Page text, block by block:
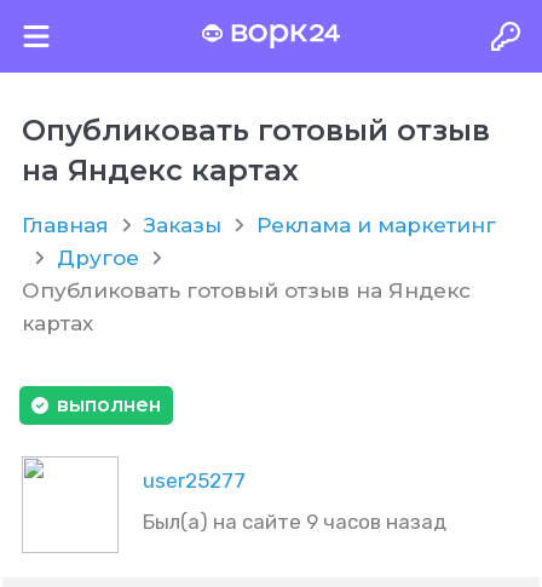
Опубликовать готовый отзыв
на Яндекс картах
Главная Заказы
Реклама и маркетинг
Другое
Опубликовать готовый отзыв на Яндекс
картах
user25277
Был(а) на сайте 9 часов назад
выполнен